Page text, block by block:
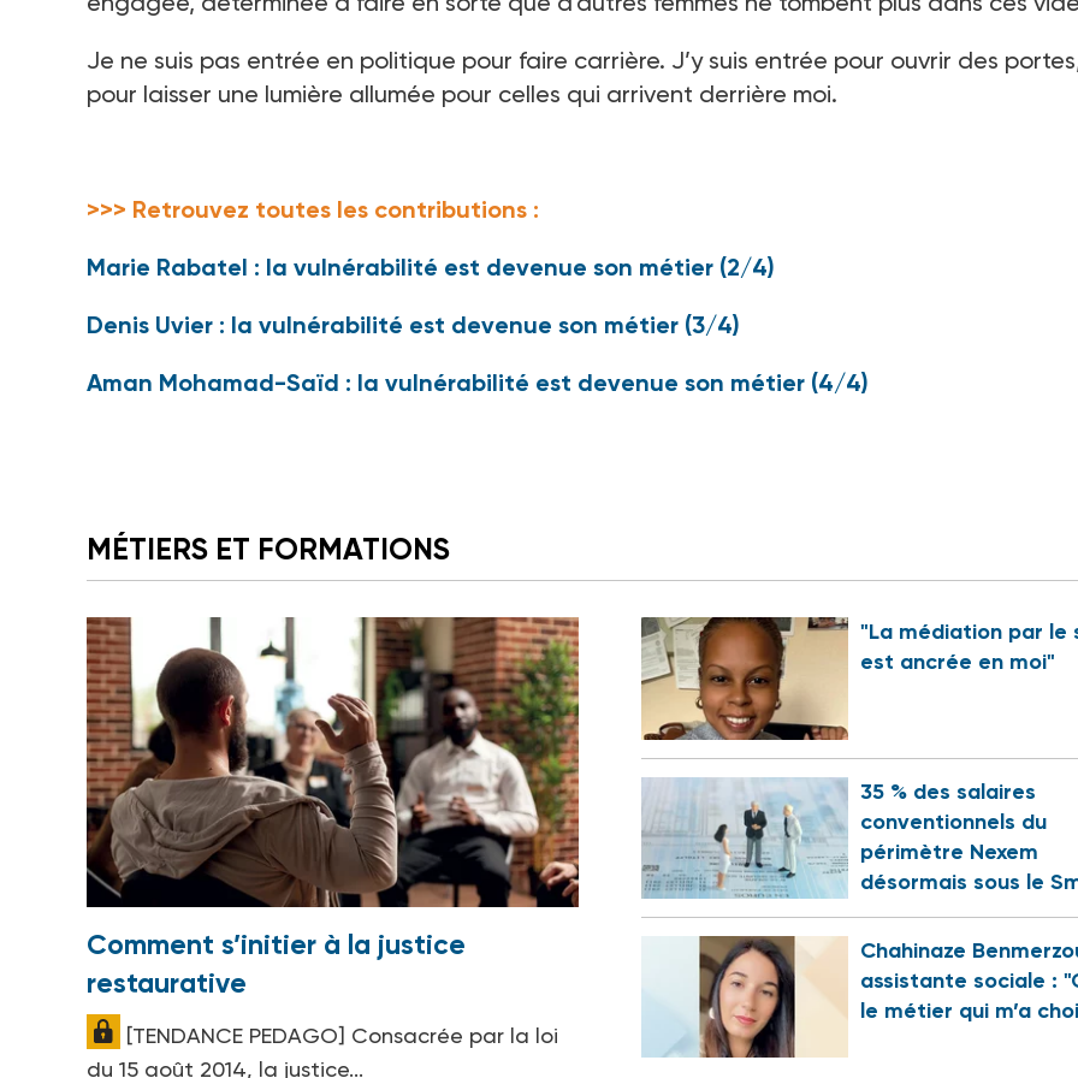
Je ne suis pas entrée en politique pour faire carrière. J’y suis entrée pour ouvrir des
pour laisser une lumière allumée pour celles qui arrivent derrière moi.
>>> Retrouvez toutes les contributions :
Marie Rabatel : la vulnérabilité est devenue son métier (2/4)
Denis Uvier : la vulnérabilité est devenue son métier (3/4)
Aman Mohamad-Saïd : la vulnérabilité est devenue son métier (4/4)
MÉTIERS ET FORMATIONS
Comment s’initier à la justice
restaurative
[TENDANCE PEDAGO] Consacrée par la loi
du 15 août 2014, la justice...
"La médiation par le
est ancrée en moi"
35 % des salaires
conventionnels du
périmètre Nexem
désormais sous le
Chahinaze
assistante sociale :
le métier qui m’a